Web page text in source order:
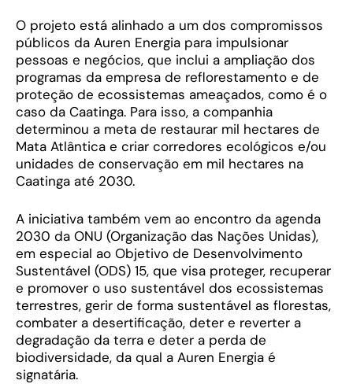
O projeto está alinhado a um dos compromissos
públicos da Auren Energia para impulsionar
pessoas e negócios, que inclui a ampliação dos
programas da empresa de reflorestamento e de
proteção de ecossistemas ameaçados, como é o
caso da Caatinga. Para isso, a companhia
determinou a meta de restaurar mil hectares de
Mata Atlântica e criar corredores ecológicos e/ou
unidades de conservação em mil hectares na
Caatinga até 2030.
A iniciativa também vem ao encontro da agenda
2030 da ONU (Organização das Nações Unidas),
em especial ao Objetivo de Desenvolvimento
Sustentável (ODS) 15, que visa proteger, recuperar
e promover o uso sustentável dos ecossistemas
terrestres, gerir de forma sustentável as florestas,
combater a desertificação, deter e reverter a
degradação da terra e deter a perda de
biodiversidade, da qual a Auren Energia é
signatária.